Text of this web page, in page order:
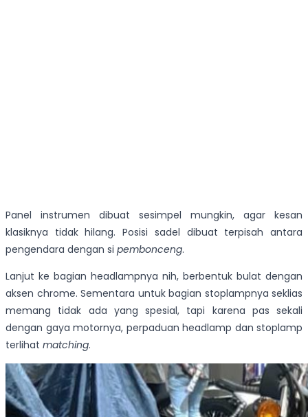
Panel instrumen dibuat sesimpel mungkin, agar kesan
klasiknya tidak hilang. Posisi sadel dibuat terpisah antara
pengendara dengan si pembonceng.
Lanjut ke bagian headlampnya nih, berbentuk bulat dengan
aksen chrome. Sementara untuk bagian stoplampnya seklias
memang tidak ada yang spesial, tapi karena pas sekali
dengan gaya motornya, perpaduan headlamp dan stoplamp
terlihat matching.